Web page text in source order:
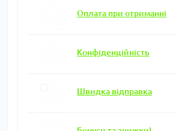
Оплата при отриманні
Конфіденційність
Швидка відправка